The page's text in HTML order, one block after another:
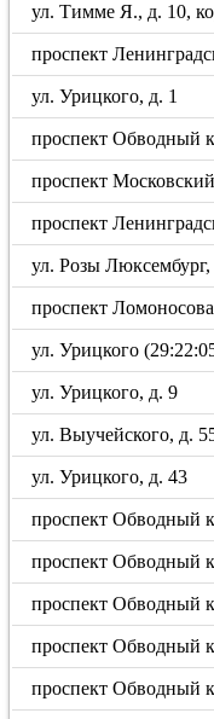
ул. Тимме Я., д. 10,
проспект
ул. Урицкого, д. 1
проспект Обводный
проспект
проспект
ул. Розы Люксембург,
проспект
ул. Урицкого
ул. Урицкого, д. 9
ул. Выучейского, д.
ул. Урицкого, д. 43
проспект Обводный
проспект Обводный
проспект Обводный
проспект Обводный
проспект Обводный